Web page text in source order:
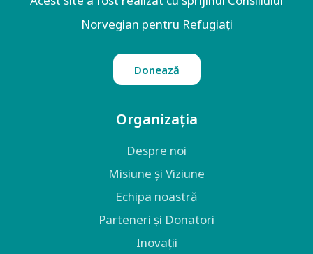
Norvegian pentru Refugiați
Donează
Organizația
Despre noi
Misiune și Viziune
Echipa noastră
Parteneri și Donatori
Inovații